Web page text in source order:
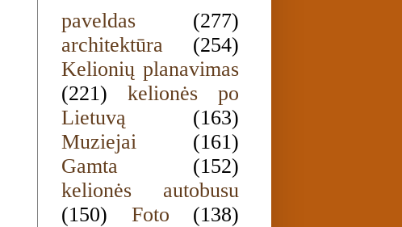
paveldas
(277)
architektūra
(254)
Kelionių planavimas
(221)
kelionės po
Lietuvą
(163)
Muziejai
(161)
Gamta
(152)
kelionės autobusu
(150)
Foto (138)